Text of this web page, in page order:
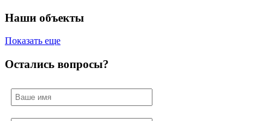
Наши объекты
Показать еще
Остались вопросы?